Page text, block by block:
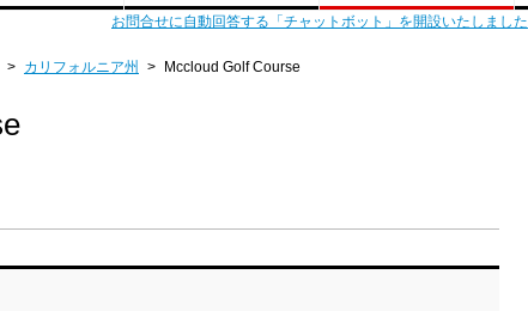
お問合せに自動回答する「チャットボット」を開設いたしました
> カリフォルニア州 > Mccloud Golf Course